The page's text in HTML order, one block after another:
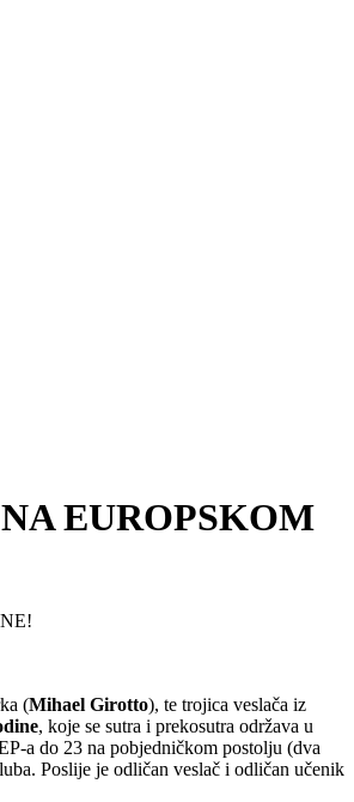
EUROPSKOM
(Mihael Girotto), te trojica veslača iz
, koje se sutra i prekosutra održava u
a do 23 na pobjedničkom postolju (dva
Poslije je odličan veslač i odličan učenik